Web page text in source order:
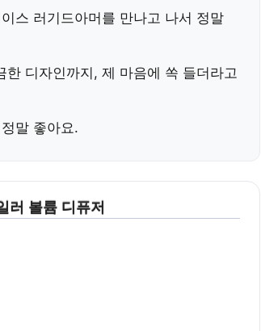
스 러기드아머를 만나고 나서 정말
디자인까지, 제 마음에 쏙 들더라고
말 좋아요.
러 볼륨 디퓨저